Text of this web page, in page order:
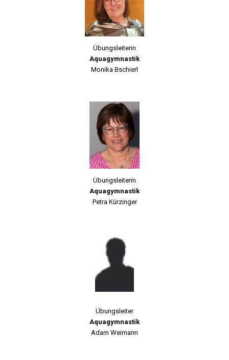
Übungsleiterin
Aquagymnastik
Monika Bschierl
Übungsleiterin
Aquagymnastik
Petra Kürzinger
Übungsleiter
Aquagymnastik
Adam Weimann